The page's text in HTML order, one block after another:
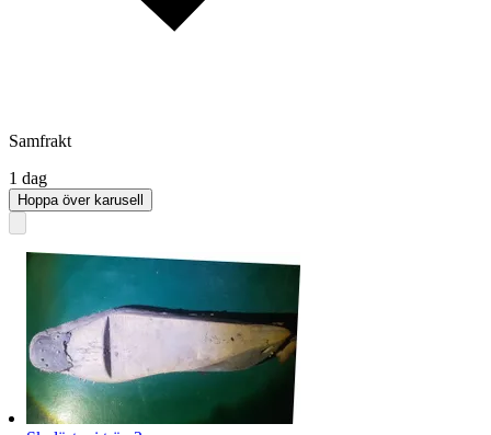
Samfrakt
1 dag
Hoppa över karusell